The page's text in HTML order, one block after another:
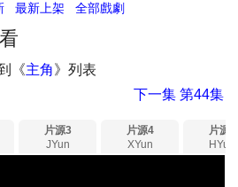
最新上架 全部戲劇
《主角》列表
下一集第44集
片源3
JYun
片源4
XYun
片源5
HYun